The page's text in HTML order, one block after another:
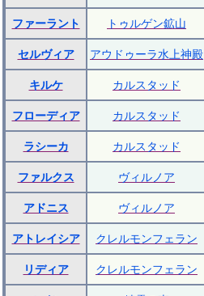
ファーラント トゥルゲン鉱山
セルヴィア アウドゥーラ水上神殿
キルケ カルスタッド
フローディア カルスタッド
ラシーカ カルスタッド
ファルクス ヴィルノア
アドニス ヴィルノア
アトレイシア クレルモンフェラン
リディア クレルモンフェラン